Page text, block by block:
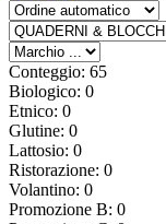
Conteggio: 65
Biologico: 0
Etnico: 0
Glutine: 0
Lattosio: 0
Ristorazione: 0
Volantino: 0
Promozione B: 0